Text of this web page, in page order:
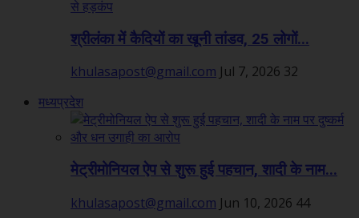
श्रीलंका में कैदियों का खूनी तांडव, 25 लोगों...
khulasapost@gmail.com Jul 7, 2026 32
मध्यप्रदेश
मेट्रीमोनियल ऐप से शुरू हुई पहचान, शादी के नाम...
khulasapost@gmail.com Jun 10, 2026 44